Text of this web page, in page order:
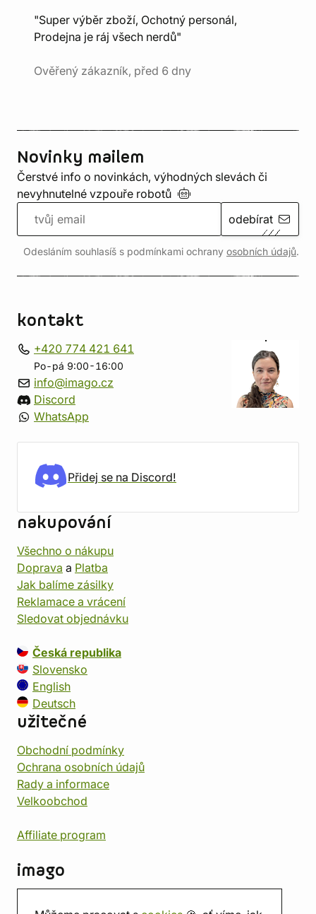
"Super výběr zboží, Ochotný personál,
Prodejna je ráj všech nerdů"
Ověřený zákazník, před 6 dny
Novinky mailem
Čerstvé info o novinkách, výhodných slevách či
nevyhnutelné vzpouře robotů
odebírat
Odesláním souhlasíš s podmínkami ochrany osobních údajů.
kontakt
+420 774 421 641
Po-pá 9:00-16:00
info@imago.cz
Discord
WhatsApp
Přidej se na Discord!
nakupování
Všechno o nákupu
Doprava a Platba
Jak balíme zásilky
Reklamace a vrácení
Sledovat objednávku
Česká republika
Slovensko
English
Deutsch
užitečné
Obchodní podmínky
Ochrana osobních údajů
Rady a informace
Velkoobchod
Affiliate program
imago